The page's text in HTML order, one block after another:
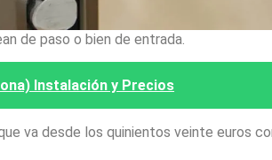
de paso o bien de entrada.
Instalación y Precios
va desde los quinientos veinte euros